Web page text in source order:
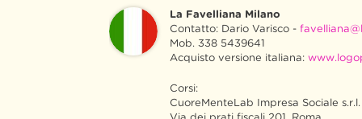
La Favelliana Milano
Contatto: Dario Varisco -
Mob. 338 5439641
Acquisto versione italiana:
Corsi:
CuoreMenteLab Impresa Sociale s.r.l.